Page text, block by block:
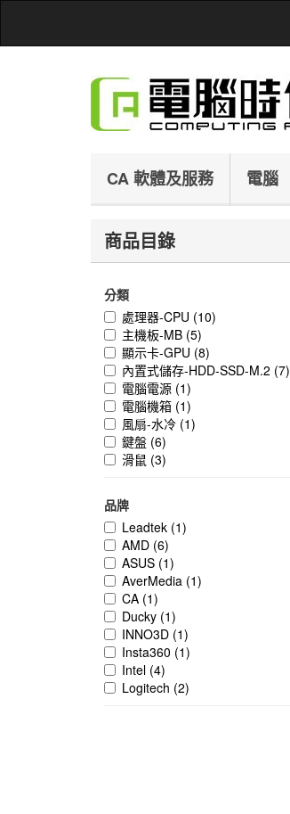
CA 軟體及服務 電腦
商品目錄
分類
處理器-CPU (10)
主機板-MB (5)
顯示卡-GPU (8)
內置式儲存-HDD-SSD-M.2 (7)
電腦電源 (1)
電腦機箱 (1)
風扇-水冷 (1)
鍵盤 (6)
滑鼠 (3)
品牌
Leadtek (1)
AMD (6)
ASUS (1)
AverMedia (1)
CA (1)
Ducky (1)
INNO3D (1)
Insta360 (1)
Intel (4)
Logitech (2)